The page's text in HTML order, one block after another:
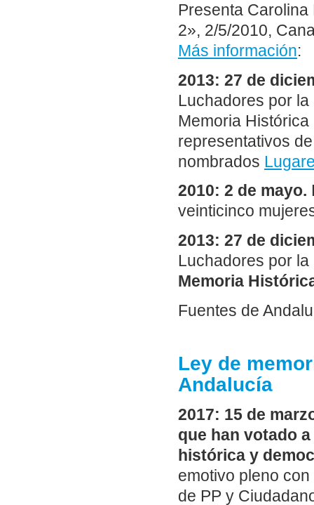
Presenta
2», 2/5/2010,
Más información:
2013: 27 de
Luchadores por
Memoria
representativos
nombrados
2010: 2 de mayo.
veinticinco
2013: 27 de
Luchadores por
Memoria
Fuentes de
Ley de
Andalucía
2017: 15 de
que han votado
histórica y
emotivo pleno
de PP y